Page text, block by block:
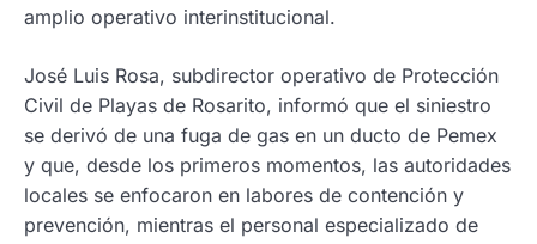
amplio operativo interinstitucional.
José Luis Rosa, subdirector operativo de Protección
Civil de Playas de Rosarito, informó que el siniestro
se derivó de una fuga de gas en un ducto de Pemex
y que, desde los primeros momentos, las autoridades
locales se enfocaron en labores de contención y
prevención, mientras el personal especializado de